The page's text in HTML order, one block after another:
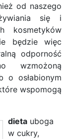
od naszego
się i
kosmetyków
będzie więc
odporność
wzmożoną
o osłabionym
wspomogą
dieta uboga
w cukry,